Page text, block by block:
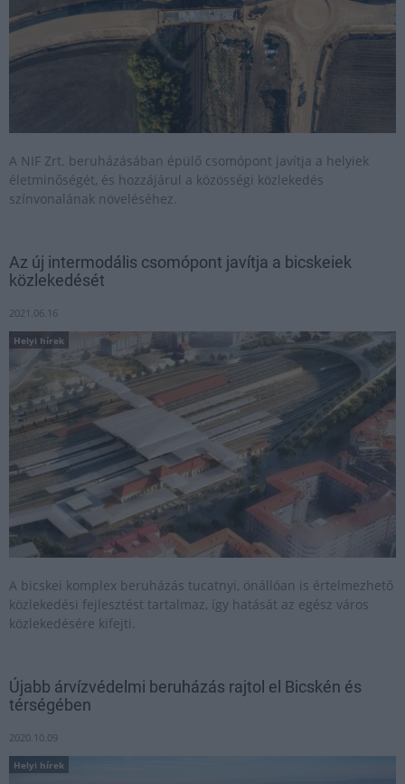
A NIF Zrt. beruházásában épülő csomópont javítja a helyiek
életminőségét, és hozzájárul a közösségi közlekedés
színvonalának növeléséhez.
Az új intermodális csomópont javítja a bicskeiek
közlekedését
2021.06.16
Helyi hírek
A bicskei komplex beruházás tucatnyi, önállóan is értelmezhető
közlekedési fejlesztést tartalmaz, így hatását az egész város
közlekedésére kifejti.
Újabb árvízvédelmi beruházás rajtol el Bicskén és
térségében
2020.10.09
Helyi hírek